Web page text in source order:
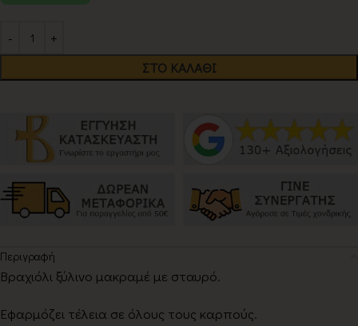
ΣΤΟ ΚΑΛΆΘΙ
Alternative:
Περιγραφή
Βραχιόλι ξύλινο μακραμέ με σταυρό.
Εφαρμόζει τέλεια σε όλους τους καρπούς.